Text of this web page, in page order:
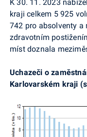
K 30. 11. 2023
kraji celkem 5 925
742 pro absolventy a
zdravotním
míst doznala
Uchazeči o
Karlovarském kraji